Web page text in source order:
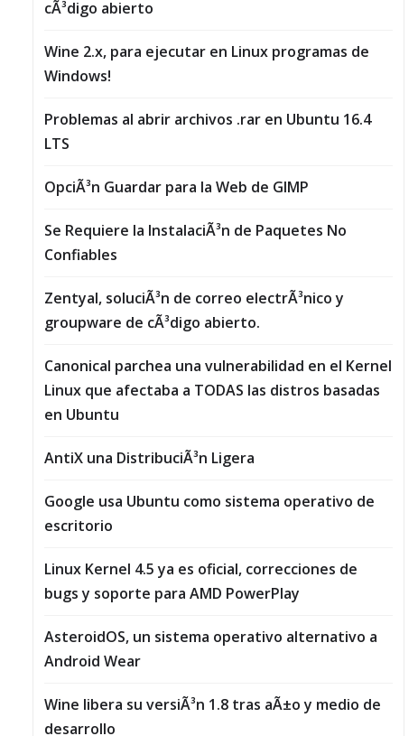
cÃ³digo abierto
Wine 2.x, para ejecutar en Linux programas de
Windows!
Problemas al abrir archivos .rar en Ubuntu 16.4
LTS
OpciÃ³n Guardar para la Web de GIMP
Se Requiere la InstalaciÃ³n de Paquetes No
Confiables
Zentyal, soluciÃ³n de correo electrÃ³nico y
groupware de cÃ³digo abierto.
Canonical parchea una vulnerabilidad en el Kernel
Linux que afectaba a TODAS las distros basadas
en Ubuntu
AntiX una DistribuciÃ³n Ligera
Google usa Ubuntu como sistema operativo de
escritorio
Linux Kernel 4.5 ya es oficial, correcciones de
bugs y soporte para AMD PowerPlay
AsteroidOS, un sistema operativo alternativo a
Android Wear
Wine libera su versiÃ³n 1.8 tras aÃ±o y medio de
desarrollo